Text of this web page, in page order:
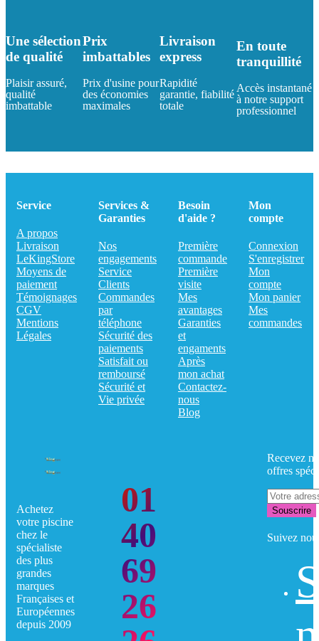
Une sélection
de qualité
Plaisir assuré,
qualité
imbattable
Prix
imbattables
Prix d'usine pour
des économies
maximales
Livraison
express
Rapidité
garantie, fiabilité
totale
En toute
tranquillité
Accès instantané
à notre support
professionnel
Service
A propos
Livraison
LeKingStore
Moyens de
paiement
Témoignages
CGV
Mentions
Légales
Services &
Garanties
Nos
engagements
Service
Clients
Commandes
par
téléphone
Sécurité des
paiements
Satisfait ou
remboursé
Sécurité et
Vie privée
Besoin
d'aide ?
Première
commande
Première
visite
Mes
avantages
Garanties
et
engaments
Après
mon achat
Contactez-
nous
Blog
Mon
compte
Connexion
S'enregistrer
Mon
compte
Mon panier
Mes
commandes
Achetez
votre piscine
chez le
spécialiste
des plus
grandes
marques
Françaises et
Européennes
depuis 2009
01
40
69
26
Recevez
offres
Souscrire
Suivez